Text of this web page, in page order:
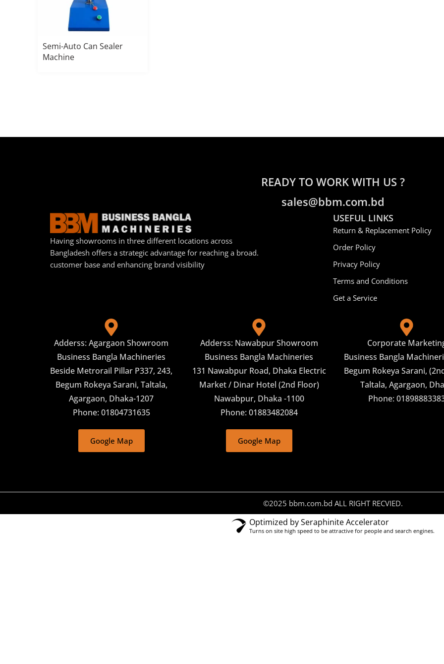
Semi-Auto Can Sealer
Machine
READY TO WORK WITH US ?
sales@bbm.com.bd
Having showrooms in three different locations across
Bangladesh offers a strategic advantage for reaching a broad.
customer base and enhancing brand visibility
USEFUL LINKS
Return & Replacement Policy
Order Policy
Privacy Policy
Terms and Conditions
Get a Service
Adderss: Agargaon Showroom
Business Bangla Machineries
Beside Metrorail Pillar P337, 243,
Begum Rokeya Sarani, Taltala,
Agargaon, Dhaka-1207
Phone: 01804731635
Google Map
Adderss: Nawabpur Showroom
Business Bangla Machineries
131 Nawabpur Road, Dhaka Electric
Market / Dinar Hotel (2nd Floor)
Nawabpur, Dhaka -1100
Phone: 01883482084
Google Map
Phone:
Corporate
Business Bangla
Begum Rokeya Sarani,
Taltala, Agargaon,
©2025 bbm.com.bd ALL RIGHT RECVIED.
Optimized by Seraphinite Accelerator
Turns on site high speed to be attractive for people and search engines.